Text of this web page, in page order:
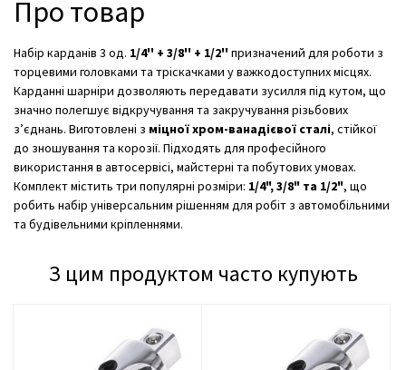
Про товар
Набір карданів 3 од. 1/4'' + 3/8'' + 1/2''призначений для роботи з
торцевими головками та тріскачками у важкодоступних місцях.
Карданні шарніри дозволяють передавати зусилля під кутом, що
значно полегшує відкручування та закручування різьбових
з’єднань. Виготовлені з міцної хром-ванадієвої сталі, стійкої
до зношування та корозії. Підходять для професійного
використання в автосервісі, майстерні та побутових умовах.
Комплект містить три популярні розміри: 1/4", 3/8" та 1/2", що
робить набір універсальним рішенням для робіт з автомобільними
та будівельними кріпленнями.
З цим продуктом часто купують